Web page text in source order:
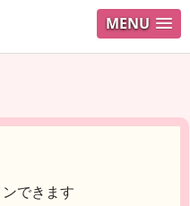
MENU
できます